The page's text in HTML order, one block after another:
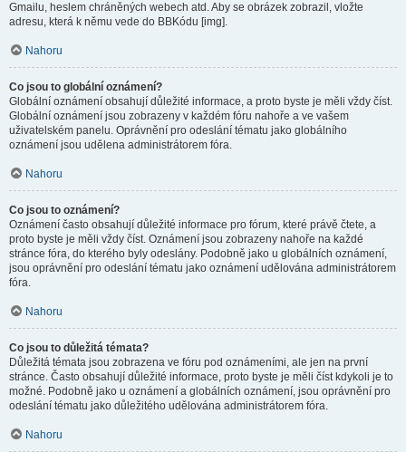
Gmailu, heslem chráněných webech atd. Aby se obrázek zobrazil, vložte
adresu, která k němu vede do BBKódu [img].
Nahoru
Co jsou to globální oznámení?
Globální oznámení obsahují důležité informace, a proto byste je měli vždy číst.
Globální oznámení jsou zobrazeny v každém fóru nahoře a ve vašem
uživatelském panelu. Oprávnění pro odeslání tématu jako globálního
oznámení jsou udělena administrátorem fóra.
Nahoru
Co jsou to oznámení?
Oznámení často obsahují důležité informace pro fórum, které právě čtete, a
proto byste je měli vždy číst. Oznámení jsou zobrazeny nahoře na každé
stránce fóra, do kterého byly odeslány. Podobně jako u globálních oznámení,
jsou oprávnění pro odeslání tématu jako oznámení udělována administrátorem
fóra.
Nahoru
Co jsou to důležitá témata?
Důležitá témata jsou zobrazena ve fóru pod oznámeními, ale jen na první
stránce. Často obsahují důležité informace, proto byste je měli číst kdykoli je to
možné. Podobně jako u oznámení a globálních oznámení, jsou oprávnění pro
odeslání tématu jako důležitého udělována administrátorem fóra.
Nahoru